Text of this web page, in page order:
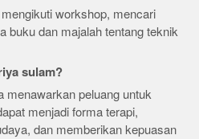
workshop, mencari
buku dan majalah tentang teknik
sulam?
menawarkan peluang untuk
menjadi forma terapi,
dan memberikan kepuasan